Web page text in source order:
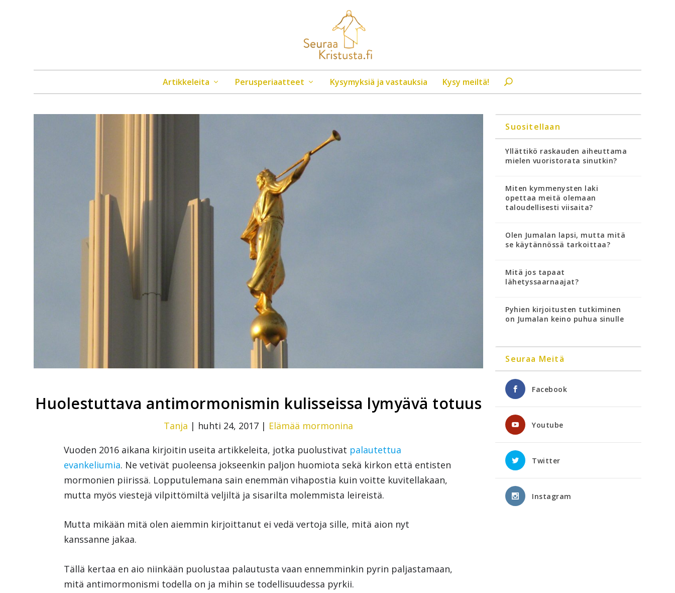
Artikkeleita Perusperiaatteet Kysymyksiä ja vastauksia Kysy meiltä!
Huolestuttava antimormonismin kulisseissa lymyävä totuus
Tanja | huhti 24, 2017 | Elämää mormonina
Vuoden 2016 aikana kirjoitin useita artikkeleita, jotka puolustivat palautettua
evankeliumia. Ne vetivät puoleensa jokseenkin paljon huomiota sekä kirkon että entisten
mormonien piirissä. Lopputulemana sain enemmän vihapostia kuin voitte kuvitellakaan,
mutta myös viestejä vilpittömiltä veljiltä ja sisarilta molemmista leireistä.
Mutta mikään mitä olen aiemmin kirjoittanut ei vedä vertoja sille, mitä aion nyt
kanssanne jakaa.
Tällä kertaa en aio niinkään puolustaa palautusta vaan ennemminkin pyrin paljastamaan,
mitä antimormonismi todella on ja mihin se todellisuudessa pyrkii.
Suositellaan
Yllättikö raskauden aiheuttama
mielen vuoristorata sinutkin?
Miten kymmenysten laki
opettaa meitä olemaan
taloudellisesti viisaita?
Olen Jumalan lapsi, mutta mitä
se käytännössä tarkoittaa?
Mitä jos tapaat
lähetyssaarnaajat?
Pyhien kirjoitusten tutkiminen
on Jumalan keino puhua sinulle
Seuraa Meitä
Facebook
Youtube
Twitter
Instagram